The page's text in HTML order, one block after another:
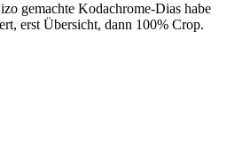
gemachte Kodachrome-Dias habe
erst Übersicht, dann 100% Crop.